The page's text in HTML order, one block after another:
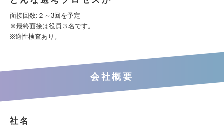
面接回数:２～3回を予定
※最終面接は役員３名です。
※適性検査あり。
会社概要
社名